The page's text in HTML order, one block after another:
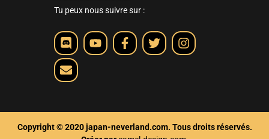
Tu peux nous suivre sur :
Copyright © 2020 japan-neverland.com. Tous droits réservés.